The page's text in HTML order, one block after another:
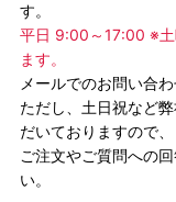
す。
平日 9:00～17:00 ※土
ます。
メールでのお問い合
ただし、土日祝など
だいておりますので、
ご注文やご質問への
い。